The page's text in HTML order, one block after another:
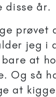
disse år.
prøvet
jeg i
at
Og så
at